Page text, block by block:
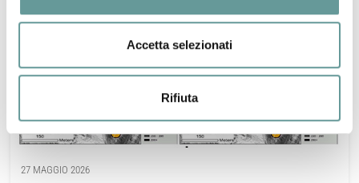
Accetta selezionati
Rifiuta
27 MAGGIO 2026